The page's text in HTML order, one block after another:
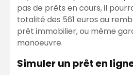
pas de prêts en cours, il
totalité des 561 euros au
prêt immobilier, ou même
manoeuvre.
Simuler un prêt en